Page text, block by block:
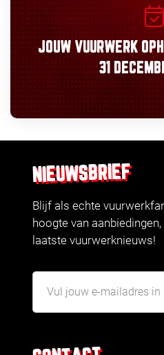
JOUW VUURWERK
31
NIEUWSBRIEF
Blijf als echte
hoogte van
laatste vuurwerknieuws!